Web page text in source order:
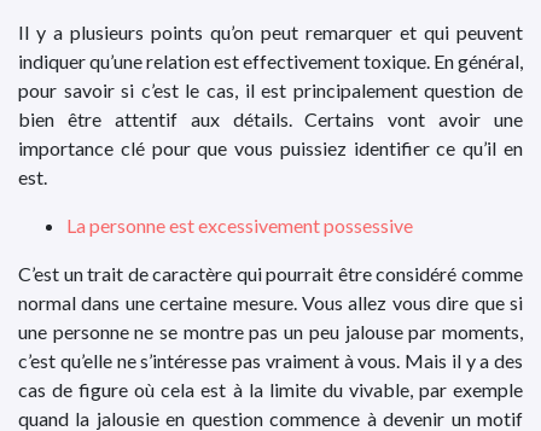
Il y a plusieurs points qu’on peut remarquer et qui peuvent
indiquer qu’une relation est effectivement toxique. En général,
pour savoir si c’est le cas, il est principalement question de
bien être attentif aux détails. Certains vont avoir une
importance clé pour que vous puissiez identifier ce qu’il en
est.
La personne est excessivement possessive
C’est un trait de caractère qui pourrait être considéré comme
normal dans une certaine mesure. Vous allez vous dire que si
une personne ne se montre pas un peu jalouse par moments,
c’est qu’elle ne s’intéresse pas vraiment à vous. Mais il y a des
cas de figure où cela est à la limite du vivable, par exemple
quand la jalousie en question commence à devenir un motif